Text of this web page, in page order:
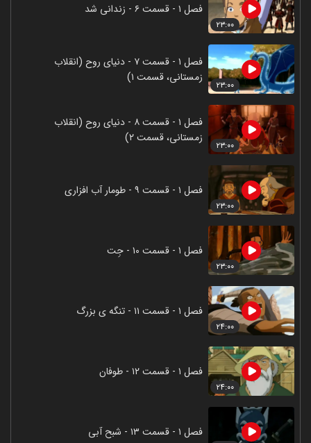
۲۳:۰۰
فصل ۱ - قسمت ۶ - زندانی شد
۲۳:۰۰
فصل ۱ - قسمت ۷ - دنیای روح (انقلاب
زمستانی، قسمت ۱)
۲۳:۰۰
فصل ۱ - قسمت ۸ - دنیای روح (انقلاب
زمستانی، قسمت ۲)
۲۳:۰۰
فصل ۱ - قسمت ۹ - طومار آب افزاری
۲۳:۰۰
فصل ۱ - قسمت ۱۰ - جِت
۲۴:۰۰
فصل ۱ - قسمت ۱۱ - تنگه ی بزرگ
۲۴:۰۰
فصل ۱ - قسمت ۱۲ - طوفان
فصل ۱ - قسمت ۱۳ - شبح آبی